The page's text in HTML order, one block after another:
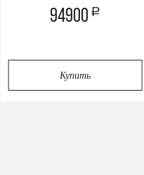
94900 a
Купить